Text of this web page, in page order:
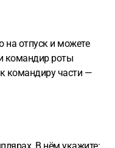
на отпуск и можете
командир роты
командиру части —